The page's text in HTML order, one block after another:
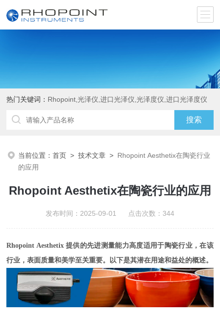
热门关键词： Rhopoint,光泽仪,进口光泽仪,光泽度仪,进口光泽度仪
当前位置：首页 >技术文章 > Rhopoint Aesthetix在陶瓷行业
的应用
Rhopoint Aesthetix在陶瓷行业的应用
发布时间：2025-09-01 点击次数：344
Rhopoint Aesthetix提供的先进测量能力高度适用于陶瓷行业，在该
行业，表面质量和美学至关重要。以下是其潜在用途和益处的概述。